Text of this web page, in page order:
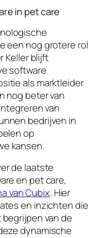
in pet care
een nog grotere rol
Keller blijft
software
als marktleider
nog beter van
van
bedrijven in
op
kansen.
de laatste
en pet care,
van Cubix. Hier
en inzichten die
van de
dynamische